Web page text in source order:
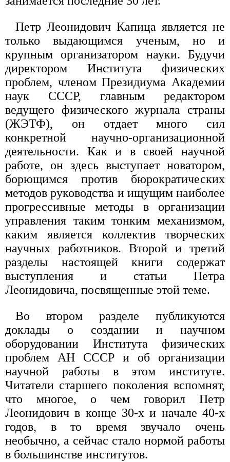
Петр Леонидович Капица является не
только выдающимся ученым, но и
крупным организатором науки. Будучи
директором Института физических
проблем, членом Президиума Академии
наук СССР, главным редактором
ведущего физического журнала страны
(ЖЭТФ), он отдает много сил
конкретной научно-организационной
деятельности. Как и в своей научной
работе, он здесь выступает новатором,
борющимся против бюрократических
методов руководства и ищущим наиболее
прогрессивные методы в организации
управления таким тонким механизмом,
каким является коллектив творческих
научных работников. Второй и третий
разделы настоящей книги содержат
выступления и статьи Петра
Леонидовича, посвященные этой теме.
Во втором разделе публикуются
доклады о создании и научном
оборудовании Института физических
проблем АН СССР и об организации
научной работы в этом институте.
Читатели старшего поколения вспомнят,
что многое, о чем говорил Петр
Леонидович в конце 30-х и начале 40-х
годов, в то время звучало очень
необычно, а сейчас стало нормой работы
в большинстве институтов.